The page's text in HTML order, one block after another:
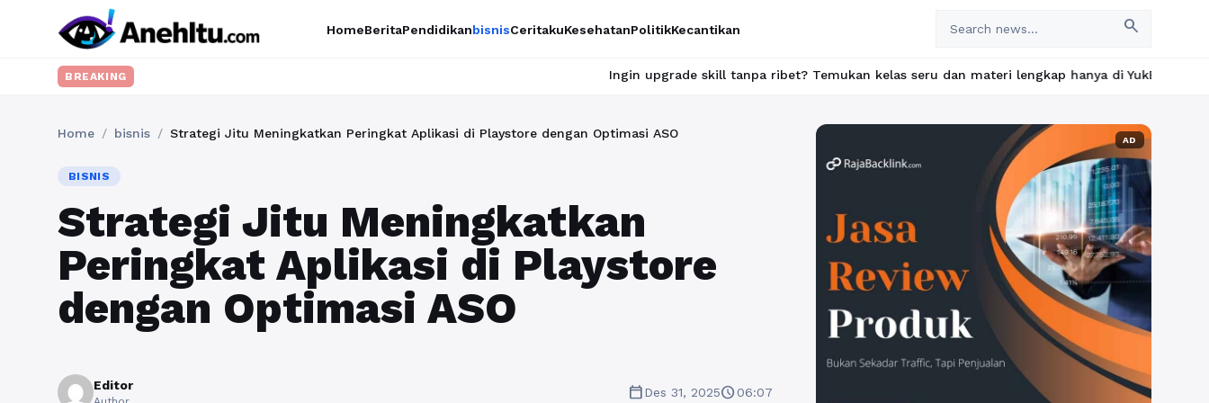
HomeBeritaPendidikanbisnisCeritakuKesehatanPolitikKecantikan search
BREAKING Ingin upgrade skill tanpa ribet? Temukan kelas seru dan materi lengkap hanya di YukBelajar.com. Mulai
Home / bisnis / Strategi Jitu Meningkatkan Peringkat Aplikasi di Playstore dengan Optimasi ASO
BISNIS
Strategi Jitu Meningkatkan
Peringkat Aplikasi di Playstore
dengan Optimasi ASO
Editor calendar_todayDes 31, 2025schedule06:07
AD